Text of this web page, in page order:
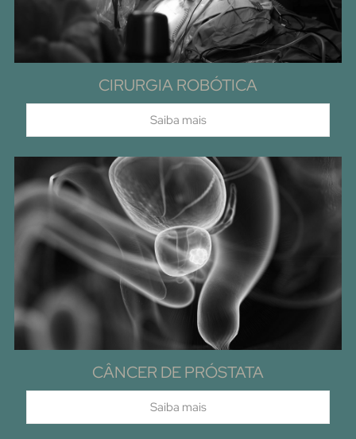
CIRURGIA ROBÓTICA
Saiba mais
CÂNCER DE PRÓSTATA
Saiba mais